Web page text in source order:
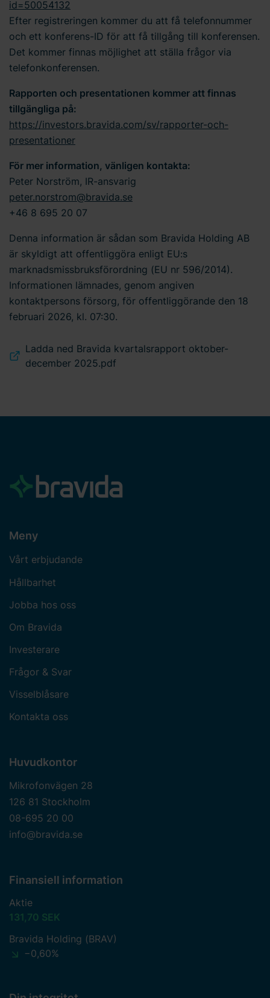
id=50054132
Efter registreringen kommer du att få telefonnummer
och ett konferens-ID för att få tillgång till konferensen.
Det kommer finnas möjlighet att ställa frågor via
telefonkonferensen.
Rapporten och presentationen kommer att finnas
tillgängliga på:
https://investors.bravida.com/sv/rapporter-och-
presentationer
För mer information, vänligen kontakta:
Peter Norström, IR-ansvarig
peter.norstrom@bravida.se
+46 8 695 20 07
Denna information är sådan som Bravida Holding AB
är skyldigt att offentliggöra enligt EU:s
marknadsmissbruksförordning (EU nr 596/2014).
Informationen lämnades, genom angiven
kontaktpersons försorg, för offentliggörande den 18
februari 2026, kl. 07:30.
Ladda ned Bravida kvartalsrapport oktober-
december 2025.pdf
Meny
Vårt erbjudande
Hållbarhet
Jobba hos oss
Om Bravida
Investerare
Frågor & Svar
Visselblåsare
Kontakta oss
Huvudkontor
Mikrofonvägen 28
126 81 Stockholm
08-695 20 00
info@bravida.se
Finansiell information
Aktie
131,70 SEK
Bravida Holding (BRAV)
−0,60%